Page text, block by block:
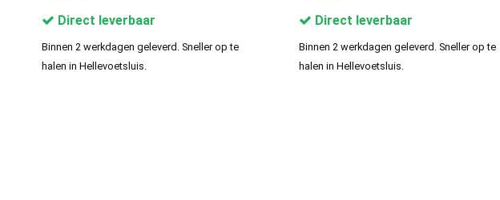
Direct leverbaar
Binnen 2 werkdagen geleverd. Sneller op te
halen in Hellevoetsluis.
Direct leverbaar
Binnen 2 werkdagen geleverd. Sneller op te
halen in Hellevoetsluis.